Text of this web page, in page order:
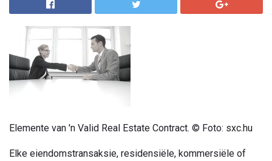
Elemente van 'n Valid Real Estate Contract. © Foto: sxc.hu
Elke eiendomstransaksie, residensiële, kommersiële of